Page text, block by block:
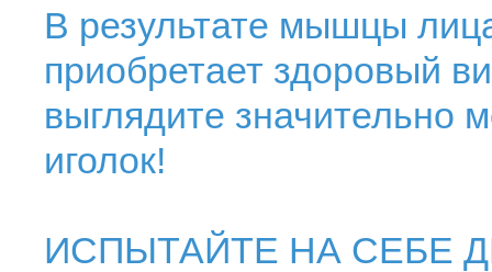
В результате мышцы
приобретает здоровый
выглядите значительно
иголок!
ИСПЫТАЙТЕ НА СЕБЕ